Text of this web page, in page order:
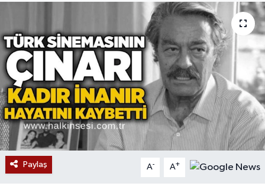
Paylaş A- A+
DUNYA
Düzce
Eğitim
Ekonomi
Genel